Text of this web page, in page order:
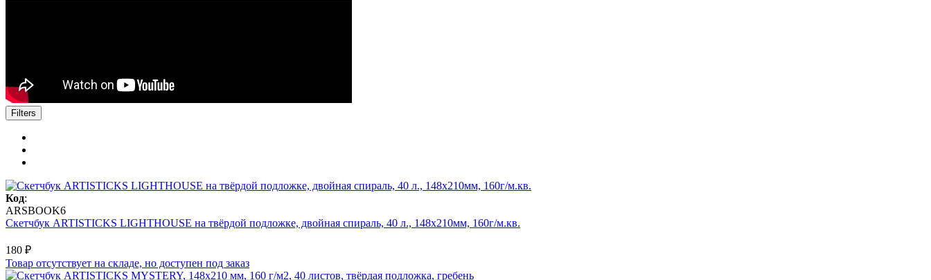
Filters
Код:
ARSBOOK6
Скетчбук ARTISTICKS LIGHTHOUSE на твёрдой подложке, двойная спираль, 40 л., 148х210мм, 160г/м.кв.
180 ₽
Товар отсутствует на складе, но доступен под заказ